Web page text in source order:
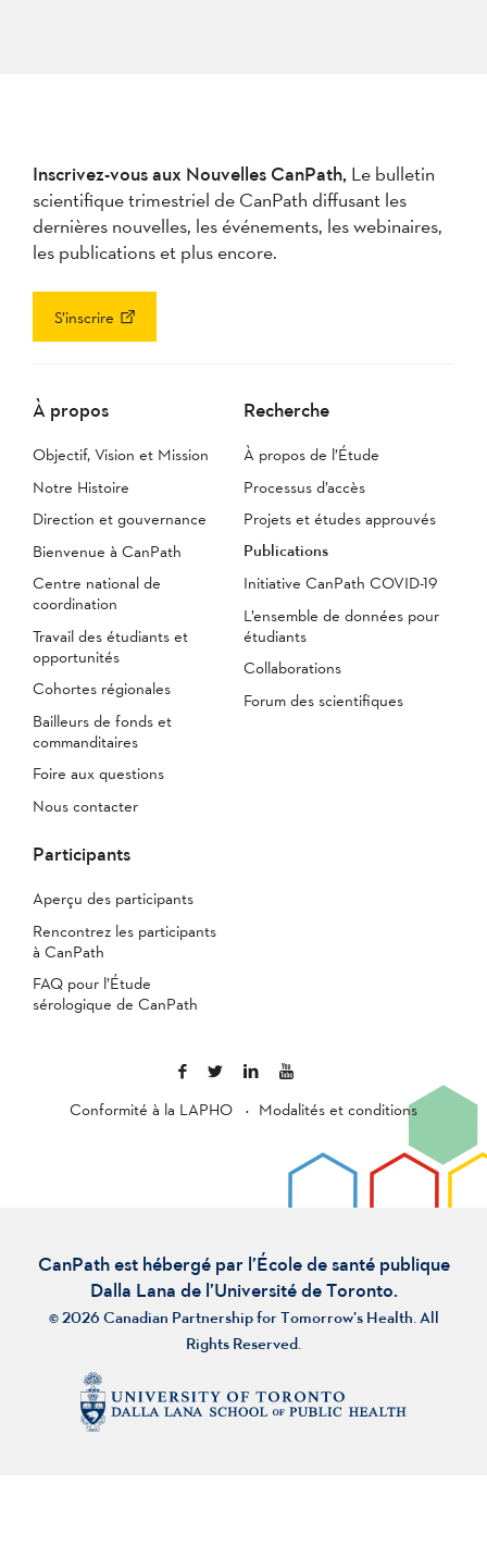
Inscrivez-vous aux Nouvelles CanPath, Le bulletin
scientifique trimestriel de CanPath diffusant les
dernières nouvelles, les événements, les webinaires,
les publications et plus encore.
S’inscrire
À propos
Objectif, Vision et Mission
Notre Histoire
Direction et gouvernance
Bienvenue à CanPath
Centre national de
coordination
Travail des étudiants et
opportunités
Cohortes régionales
Bailleurs de fonds et
commanditaires
Foire aux questions
Nous contacter
Recherche
À propos de l’Étude
Processus d’accès
Projets et études approuvés
Publications
Initiative CanPath COVID-19
L’ensemble de données pour
étudiants
Collaborations
Forum des scientifiques
Participants
Aperçu des participants
Rencontrez les participants
à CanPath
FAQ pour l’Étude
sérologique de CanPath
Conformité à la LAPHO Modalités et conditions
CanPath est hébergé par l’École de santé publique
Dalla Lana de l’Université de Toronto.
© 2026 Canadian Partnership for Tomorrow’s Health. All
Rights Reserved.